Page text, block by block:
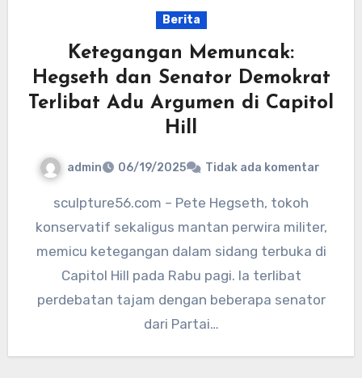
Berita
Ketegangan Memuncak:
Hegseth dan Senator Demokrat
Terlibat Adu Argumen di Capitol
Hill
admin 06/19/2025 Tidak ada komentar
sculpture56.com – Pete Hegseth, tokoh
konservatif sekaligus mantan perwira militer,
memicu ketegangan dalam sidang terbuka di
Capitol Hill pada Rabu pagi. Ia terlibat
perdebatan tajam dengan beberapa senator
dari Partai…